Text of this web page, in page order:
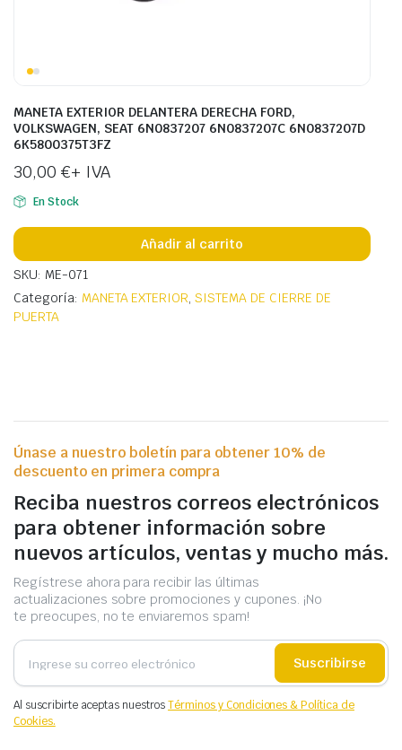
MANETA EXTERIOR DELANTERA DERECHA FORD,
VOLKSWAGEN, SEAT 6N0837207 6N0837207C 6N0837207D
6K5800375T3FZ
30,00 €+ IVA
En Stock
Añadir al carrito
SKU: ME-071
Categoría: MANETA EXTERIOR,SISTEMA DE CIERRE DE
PUERTA
Únase a nuestro boletín para obtener 10% de
descuento en primera compra
Reciba nuestros correos electrónicos
para obtener información sobre
nuevos artículos, ventas y mucho más.
Regístrese ahora para recibir las últimas
actualizaciones sobre promociones y cupones. ¡No
te preocupes, no te enviaremos spam!
Suscribirse
Al suscribirte aceptas nuestrosTérminos y Condiciones & Política de
Cookies.